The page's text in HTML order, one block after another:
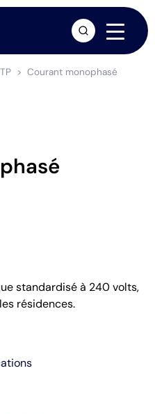
Courant monophasé
standardisé à 240 volts,
résidences.
arrow_forward